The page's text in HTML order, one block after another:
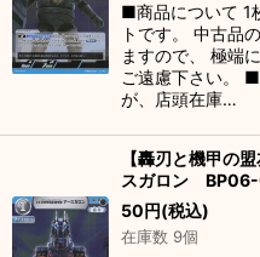
■商品について 1
トです。 中古品
ますので、 極端
ご遠慮下さい。
が、店頭在庫…
【轟刃と機甲の
スガロン
50円(税込)
在庫数 9個